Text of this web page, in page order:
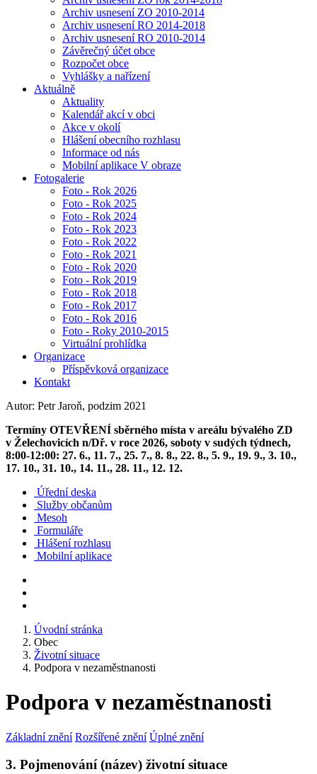
Archiv usnesení ZO 2010-2014
Archiv usnesení RO 2014-2018
Archiv usnesení RO 2010-2014
Závěrečný účet obce
Rozpočet obce
Vyhlášky a nařízení
Aktuálně
Aktuality
Kalendář akcí v obci
Akce v okolí
Hlášení obecního rozhlasu
Informace od nás
Mobilní aplikace V obraze
Fotogalerie
Foto - Rok 2026
Foto - Rok 2025
Foto - Rok 2024
Foto - Rok 2023
Foto - Rok 2022
Foto - Rok 2021
Foto - Rok 2020
Foto - Rok 2019
Foto - Rok 2018
Foto - Rok 2017
Foto - Rok 2016
Foto - Roky 2010-2015
Virtuální prohlídka
Organizace
Příspěvková organizace
Kontakt
Autor: Petr Jaroň, podzim 2021
Termíny OTEVŘENÍ sběrného místa v areálu bývalého ZD
v Želechovicích n/Dř. v roce 2026, soboty v sudých týdnech,
8:00-12:00: 27. 6., 11. 7., 25. 7., 8. 8., 22. 8., 5. 9., 19. 9., 3. 10.,
17. 10., 31. 10., 14. 11., 28. 11., 12. 12.
Úřední deska
Služby občanům
Mesoh
Formuláře
Hlášení rozhlasu
Mobilní aplikace
Úvodní stránka
Obec
Životní situace
Podpora v nezaměstnanosti
Podpora v nezaměstnanosti
Základní znění Rozšířené znění Úplné znění
3. Pojmenování (název) životní situace